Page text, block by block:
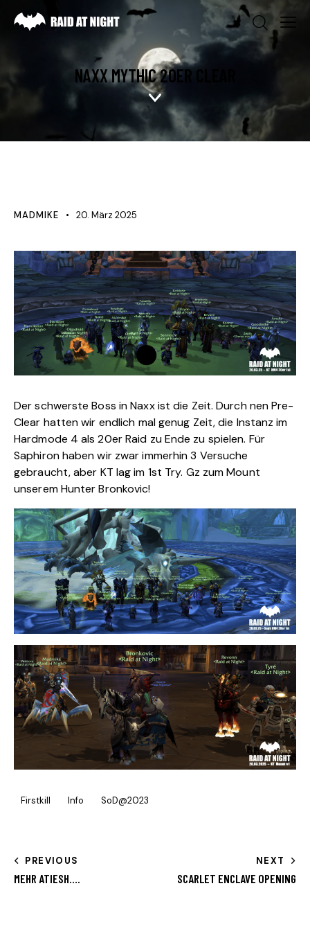
NAXX MYTHIC 20ER CLEAR
MADMIKE 20. März 2025
Der schwerste Boss in Naxx ist die Zeit. Durch nen Pre-
Clear hatten wir endlich mal genug Zeit, die Instanz im
Hardmode 4 als 20er Raid zu Ende zu spielen. Für
Saphiron haben wir zwar immerhin 3 Versuche
gebraucht, aber KT lag im 1st Try. Gz zum Mount
unserem Hunter Bronkovic!
Firstkill Info SoD@2023
PREVIOUS
MEHR ATIESH….
NEXT
SCARLET ENCLAVE OPENING